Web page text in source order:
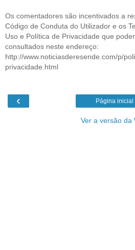
Os comentadores são incentivados a
Código de Conduta do Utilizador e os
Uso e Política de Privacidade que
consultados neste endereço:
http://www.noticiasderesende.com/p/
privacidade.html
‹ Página inicial
Ver a versão da